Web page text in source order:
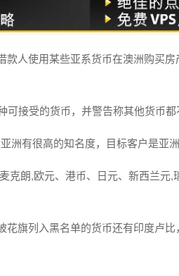
人使用某些亚系货币在澳洲购买
接受的货币，并警告称其他货币都
洲有很高的知名度，目标客户是亚洲
克朗,欧元、港币、日元、新西兰元
旗列入黑名单的货币还有印度卢比